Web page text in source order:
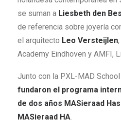
se suman a Liesbeth den
de referencia sobre joyería
el arquitecto Leo Versteijlen
Academy Eindhoven y AMFI,
Junto con la PXL-MAD
fundaron el programa
de dos años MASieraad
MASieraad HA.